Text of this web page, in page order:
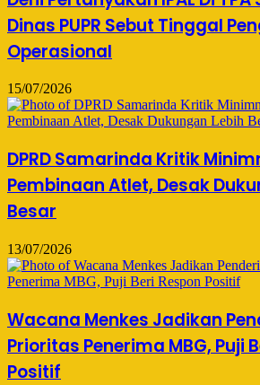
Dinas PUPR Sebut Tinggal
Operasional
15/07/2026
DPRD Samarinda Kritik
Pembinaan Atlet, Desak
Besar
13/07/2026
Wacana Menkes Jadikan
Prioritas Penerima MBG, Puji
Positif